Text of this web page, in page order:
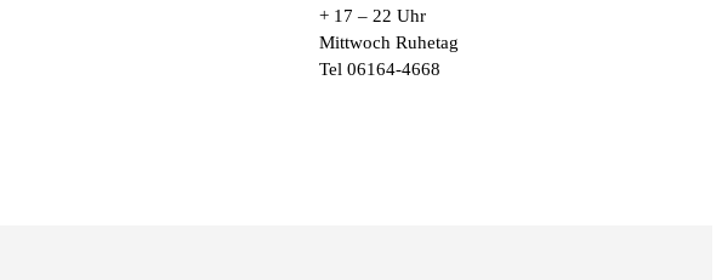
+ 17 – 22 Uhr
Mittwoch Ruhetag
Tel 06164-4668